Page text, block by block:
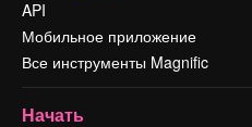
API
Мобильное приложение
Все инструменты Magnific
Начать